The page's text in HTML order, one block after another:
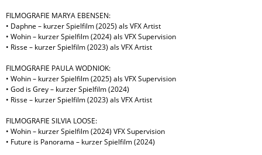
FILMOGRAFIE MARYA EBENSEN:
• Daphne – kurzer Spielfilm (2025) als VFX Artist
• Wohin – kurzer Spielfilm (2024) als VFX Supervision
• Risse – kurzer Spielfilm (2023) als VFX Artist
FILMOGRAFIE PAULA WODNIOK:
• Wohin – kurzer Spielfilm (2025) als VFX Supervision
• God is Grey – kurzer Spielfilm (2024)
• Risse – kurzer Spielfilm (2023) als VFX Artist
FILMOGRAFIE SILVIA LOOSE:
• Wohin – kurzer Spielfilm (2024) VFX Supervision
• Future is Panorama – kurzer Spielfilm (2024)